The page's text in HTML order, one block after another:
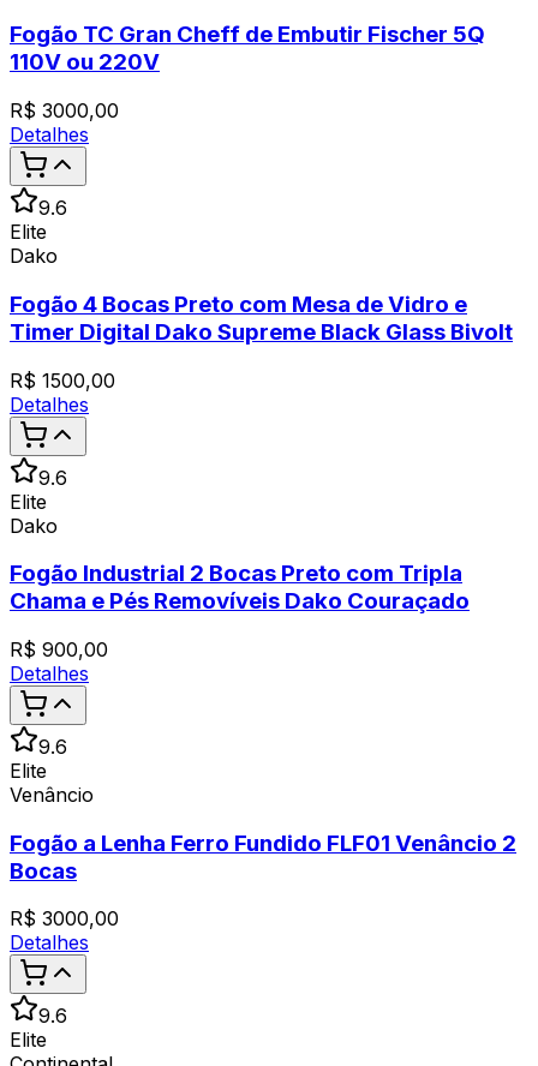
Fogão TC Gran Cheff de Embutir Fischer 5Q
110V ou 220V
R$ 3000,00
Detalhes
9.6
Elite
Dako
Fogão 4 Bocas Preto com Mesa de Vidro e
Timer Digital Dako Supreme Black Glass Bivolt
R$ 1500,00
Detalhes
9.6
Elite
Dako
Fogão Industrial 2 Bocas Preto com Tripla
Chama e Pés Removíveis Dako Couraçado
R$ 900,00
Detalhes
9.6
Elite
Venâncio
Fogão a Lenha Ferro Fundido FLF01 Venâncio 2
Bocas
R$ 3000,00
Detalhes
9.6
Elite